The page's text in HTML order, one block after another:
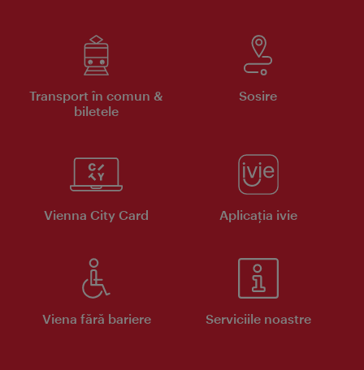
Transport în comun &
biletele
Sosire
Vienna City Card Aplicaţia ivie
Viena fără bariere Serviciile noastre